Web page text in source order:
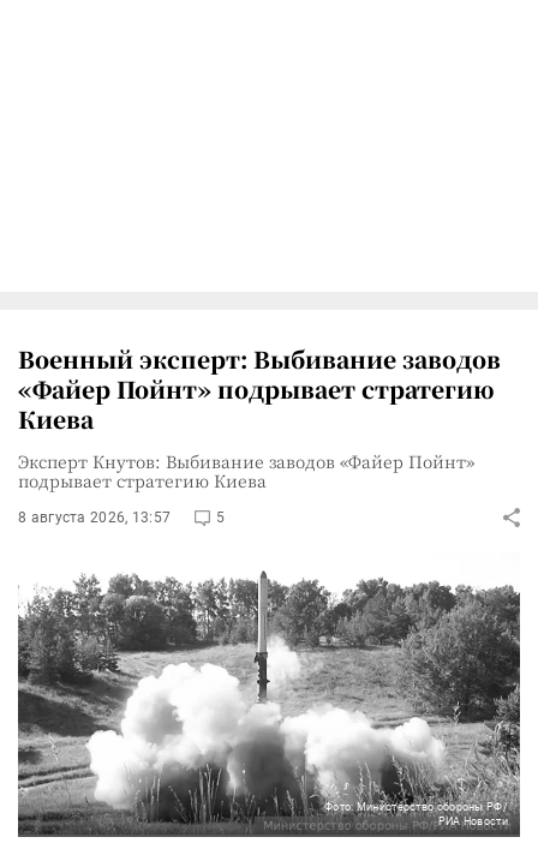
Военный эксперт: Выбивание заводов
«Файер Пойнт» подрывает стратегию
Киева
Эксперт Кнутов: Выбивание заводов «Файер Пойнт»
подрывает стратегию Киева
8 августа 2026, 13:57 5
Фото: Министерство обороны РФ/
РИА Новости